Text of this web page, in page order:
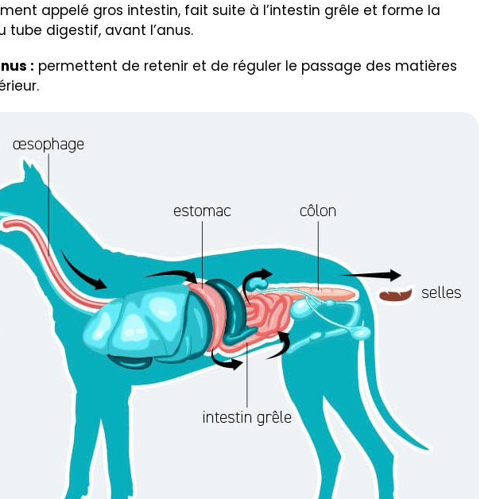
appelé gros intestin, fait suite à l’intestin grêle et forme la
tube digestif, avant l’anus.
: permettent de retenir et de réguler le passage des matières